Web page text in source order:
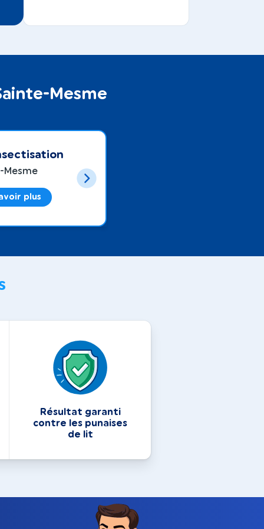
Mesme
Mesme
plus
Résultat garanti
contre les punaises
de lit